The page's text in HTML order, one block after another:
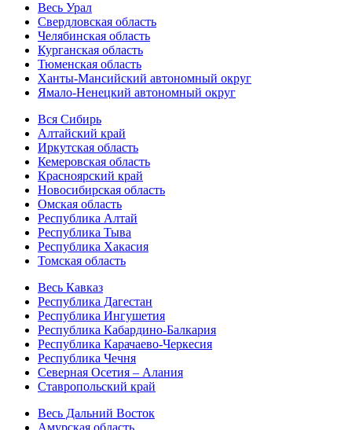
Весь Урал
Свердловская область
Челябинская область
Курганская область
Тюменская область
Ханты-Мансийский автономный округ
Ямало-Ненецкий автономный округ
Вся Сибирь
Алтайский край
Иркутская область
Кемеровская область
Красноярский край
Новосибирская область
Омская область
Республика Алтай
Республика Тыва
Республика Хакасия
Томская область
Весь Кавказ
Республика Дагестан
Республика Ингушетия
Республика Кабардино-Балкария
Республика Карачаево-Черкесия
Республика Чечня
Северная Осетия – Алания
Ставропольский край
Весь Дальний Восток
Амурская область